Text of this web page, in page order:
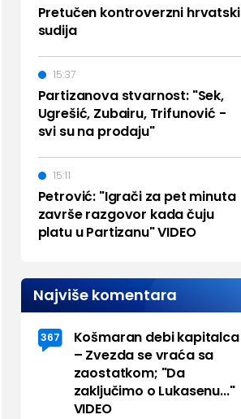
Pretučen kontroverzni hrvatski
sudija
Partizanova stvarnost: "Sek,
Ugrešić, Zubairu, Trifunović -
svi su na prodaju"
15:37
Petrović: "Igrači za pet minuta
završe razgovor kada čuju
platu u Partizanu" VIDEO
15:11
Najviše komentara
367
Košmaran debi kapitalca
– Zvezda se vraća sa
zaostatkom; "Da
zaključimo o Lukasenu..."
VIDEO